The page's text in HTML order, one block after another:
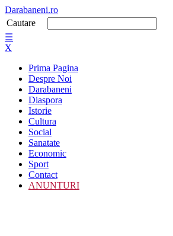
Darabaneni.ro
Cautare
☰
X
Prima Pagina
Despre Noi
Darabaneni
Diaspora
Istorie
Cultura
Social
Sanatate
Economic
Sport
Contact
ANUNTURI